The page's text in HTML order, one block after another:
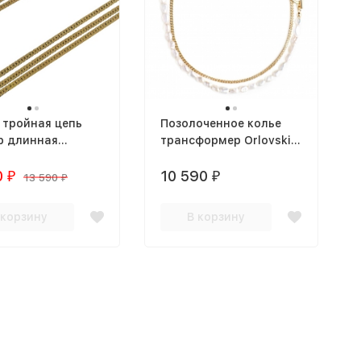
цепь
длинная
₽ 13 590 ₽
Позолоченное колье
трансформер Orlovski с
жемчугом
10 590 ₽
В корзину